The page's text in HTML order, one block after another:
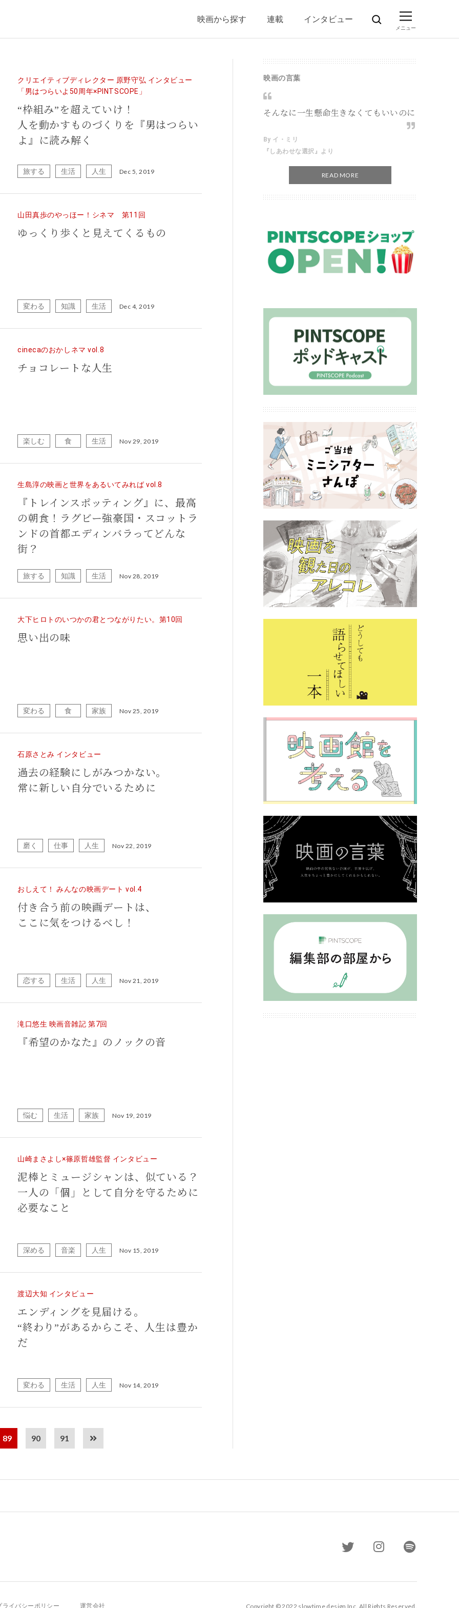
映画から探す 連載 インタビュー
クリエイティブディレクター 原野守弘 インタビュー
「男はつらいよ50周年×PINTSCOPE」
“枠組み”を超えていけ！
人を動かすものづくりを『男はつらい
よ』に読み解く
旅する 生活 人生 Dec 5, 2019
山田真歩のやっほー！シネマ 第11回
ゆっくり歩くと見えてくるもの
変わる 知識 生活 Dec 4, 2019
cinecaのおかしネマ vol.8
チョコレートな人生
楽しむ 食 生活 Nov 29, 2019
生島淳の映画と世界をあるいてみれば vol.8
『トレインスポッティング』に、最高
の朝食！ラグビー強豪国・スコットラ
ンドの首都エディンバラってどんな
街？
旅する 知識 生活 Nov 28, 2019
大下ヒロトのいつかの君とつながりたい。第10回
思い出の味
変わる 食 家族 Nov 25, 2019
石原さとみ インタビュー
過去の経験にしがみつかない。
常に新しい自分でいるために
磨く 仕事 人生 Nov 22, 2019
おしえて！ みんなの映画デート vol.4
付き合う前の映画デートは、
ここに気をつけるべし！
恋する 生活 人生 Nov 21, 2019
滝口悠生 映画音雑記 第7回
『希望のかなた』のノックの音
悩む 生活 家族 Nov 19, 2019
山崎まさよし×篠原哲雄監督 インタビュー
泥棒とミュージシャンは、似ている？
一人の「個」として自分を守るために
必要なこと
深める 音楽 人生 Nov 15, 2019
渡辺大知 インタビュー
エンディングを見届ける。
“終わり”があるからこそ、人生は豊か
だ
変わる 生活 人生 Nov 14, 2019
89 90 91
映画の言葉
そんなに一生懸命生きなくてもいいのに
By イ・ミリ
『しあわせな選択』より
READ MORE
ライバシーポリシー 運営会社 Copyright © 2022 slowtime design Inc. All Rights Reserved.